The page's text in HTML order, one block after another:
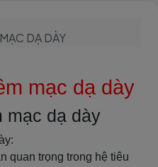
DẠ DÀY
mạc dạ dày
mạc dạ dày
quan trọng trong hệ tiêu